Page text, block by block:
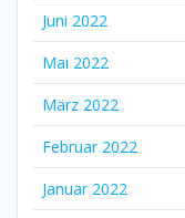
Juni 2022
Mai 2022
März 2022
Februar 2022
Januar 2022